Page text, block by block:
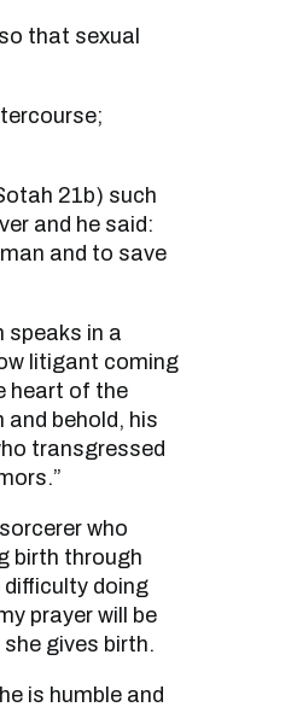
and he said:
and to save
litigant coming
heart of the
behold, his
transgressed
birth through
difficulty doing
prayer will be
gives birth.